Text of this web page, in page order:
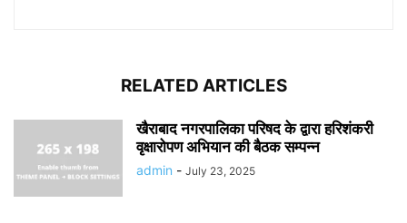
RELATED ARTICLES
खैराबाद नगरपालिका परिषद के द्वारा हरिशंकरी
वृक्षारोपण अभियान की बैठक सम्पन्न
admin - July 23, 2025